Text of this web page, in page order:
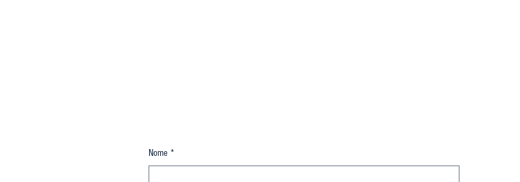
Nome *